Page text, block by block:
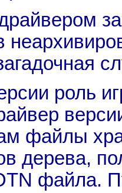
роль
файлы
дерева,
файла.